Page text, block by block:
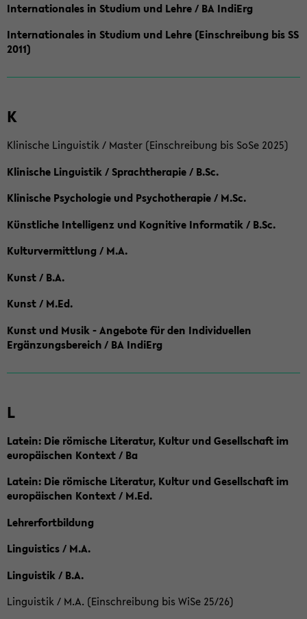
Internationales in Studium und Lehre / BA IndiErg
Internationales in Studium und Lehre (Einschreibung bis SS
2011)
K
Klinische Linguistik / Master (Einschreibung bis SoSe 2025)
Klinische Linguistik / Sprachtherapie / B.Sc.
Klinische Psychologie und Psychotherapie / M.Sc.
Künstliche Intelligenz und Kognitive Informatik / B.Sc.
Kulturvermittlung / M.A.
Kunst / B.A.
Kunst / M.Ed.
Kunst und Musik - Angebote für den Individuellen
Ergänzungsbereich / BA IndiErg
L
Latein: Die römische Literatur, Kultur und Gesellschaft im
europäischen Kontext / Ba
Latein: Die römische Literatur, Kultur und Gesellschaft im
europäischen Kontext / M.Ed.
Lehrerfortbildung
Linguistics / M.A.
Linguistik / B.A.
Linguistik / M.A. (Einschreibung bis WiSe 25/26)